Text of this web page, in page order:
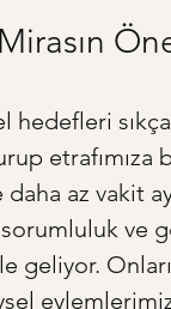
hedefleri
etrafımıza
az vakit
ve
geliyor.